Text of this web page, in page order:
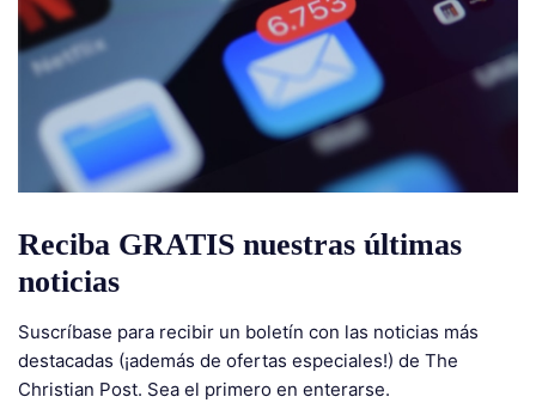
Reciba GRATIS nuestras últimas
noticias
Suscríbase para recibir un boletín con las noticias más
destacadas (¡además de ofertas especiales!) de The
Christian Post. Sea el primero en enterarse.